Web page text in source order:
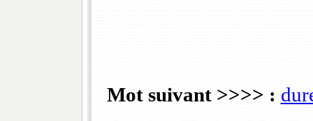
Mot suivant >>>> :